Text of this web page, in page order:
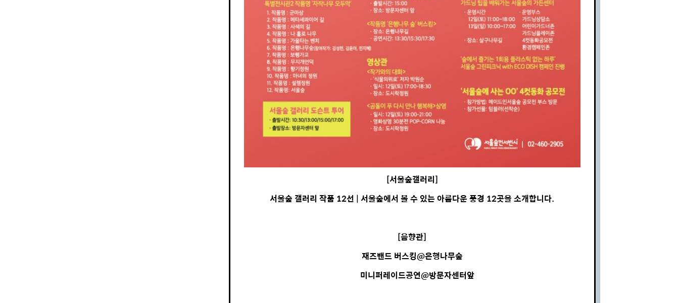
[서울숲갤러리]
서울숲 갤러리 작품 12선 | 서울숲에서 볼 수 있는 아름다운 풍경 12곳을 소개합니다.
[음향관]
재즈밴드 버스킹@은행나무숲
미니퍼레이드공연@방문자센터앞